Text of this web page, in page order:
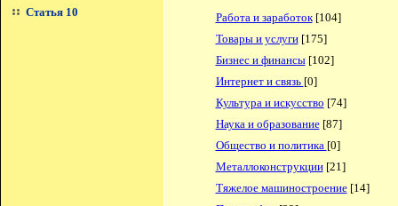
Статья 10
Работа и заработок[104]
Товары и услуги[175]
Бизнес и финансы[102]
Интернет и связь [0]
Культура и искусство [74]
Наука и образование[87]
Общество и политика [0]
Металлоконструкции[21]
Тяжелое машиностроение[14]